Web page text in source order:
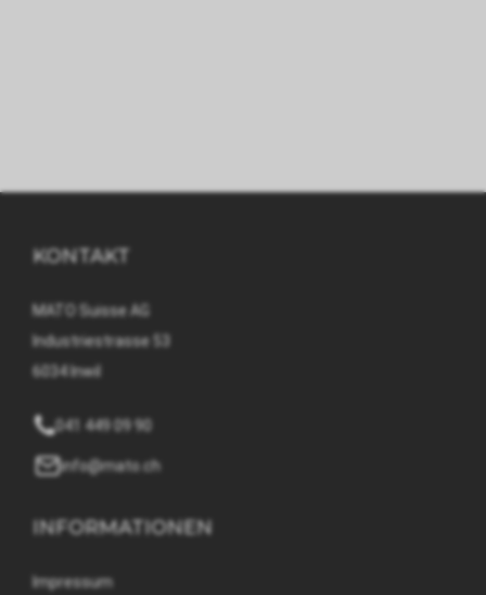
KONTAKT
MATO Suisse AG
Industriestrasse 53
6034 Inwil
041 449 09 90
info@mato.ch
INFORMATIONEN
Impressum